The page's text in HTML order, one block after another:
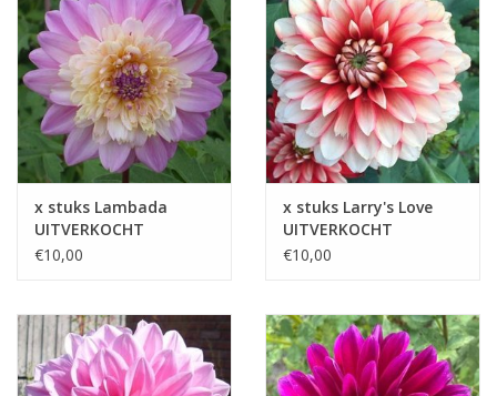
x stuks Lambada
UITVERKOCHT
€10,00
x stuks Larry's Love
UITVERKOCHT
€10,00